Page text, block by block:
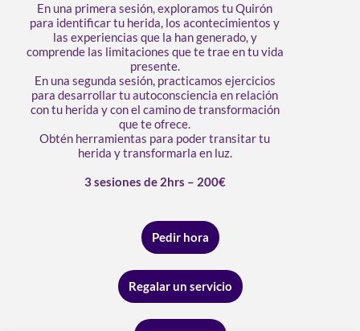
En una primera sesión, exploramos tu Quirón
para identificar tu herida, los acontecimientos y
las experiencias que la han generado, y
comprende las limitaciones que te trae en tu vida
presente.
En una segunda sesión, practicamos ejercicios
para desarrollar tu autoconsciencia en relación
con tu herida y con el camino de transformación
que te ofrece.
Obtén herramientas para poder transitar tu
herida y transformarla en luz.
3 sesiones de 2hrs – 200€
Pedir hora
Regalar un servicio